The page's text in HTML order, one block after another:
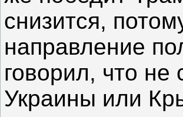
снизится,
направление
говорил, что не
Украины или